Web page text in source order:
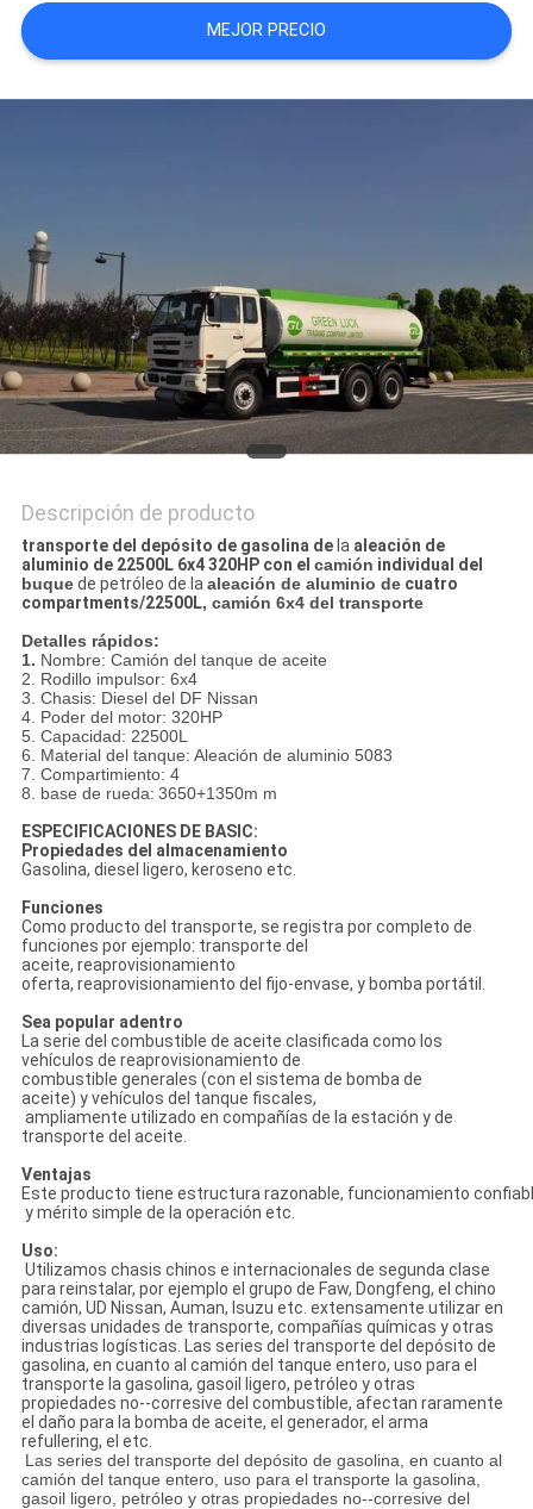
MAPA
DEL
SITIO
PRIVACIDAD
MEJOR PRECIO
Descripción de producto
transporte del depósito de gasolina dela aleación de
aluminio de 22500L 6x4 320HP con el camión individual del
buquede petróleo de laaleación de aluminio decuatro
compartments/22500L, camión 6x4 del transporte
Detalles rápidos:
1. Nombre: Camión del tanque de aceite
2. Rodillo impulsor: 6x4
3. Chasis: Diesel del DF Nissan
4. Poder del motor: 320HP
5. Capacidad: 22500L
6. Material del tanque: Aleación de aluminio 5083
7. Compartimiento: 4
8. base de rueda: 3650+1350m m
ESPECIFICACIONES DE BASIC:
Propiedades del almacenamiento
Gasolina, diesel ligero, keroseno etc.
Funciones
Como producto del transporte, se registra por completo de
funciones por ejemplo: transporte del
aceite, reaprovisionamiento
oferta, reaprovisionamiento del fijo-envase, y bomba portátil.
Sea popular adentro
La serie del combustible de aceite clasificada como los
vehículos de reaprovisionamiento de
combustible generales (con el sistema de bomba de
aceite) y vehículos del tanque fiscales,
ampliamente utilizado en compañías de la estación y de
transporte del aceite.
Ventajas
Este producto tiene estructura razonable, funcionamiento
y mérito simple de la operación etc.
Uso:
Utilizamos chasis chinos e internacionales de segunda clase
para reinstalar, por ejemplo el grupo de Faw, Dongfeng, el chino
camión, UD Nissan, Auman, Isuzu etc. extensamente utilizar en
diversas unidades de transporte, compañías químicas y otras
industrias logísticas. Las series del transporte del depósito de
gasolina, en cuanto al camión del tanque entero, uso para el
transporte la gasolina, gasoil ligero, petróleo y otras
propiedades no--corresive del combustible, afectan raramente
el daño para la bomba de aceite, el generador, el arma
refullering, el etc.
Las series del transporte del depósito de gasolina, en cuanto al
camión del tanque entero, uso para el transporte la gasolina,
gasoil ligero, petróleo y otras propiedades no--corresive del